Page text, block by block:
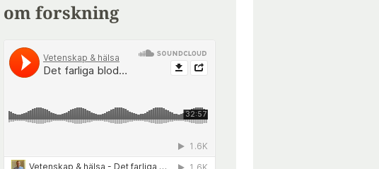
om forskning